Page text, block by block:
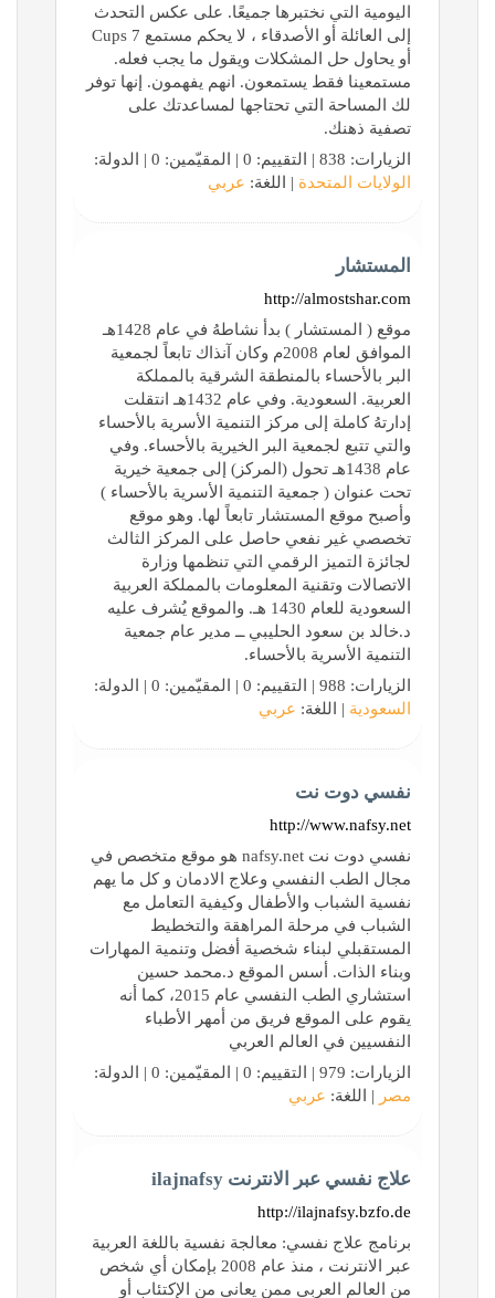
اليومية التي نختبرها جميعًا. على عكس التحدث
إلى العائلة أو الأصدقاء ، لا يحكم مستمع 7 Cups
أو يحاول حل المشكلات ويقول ما يجب فعله.
مستمعينا فقط يستمعون. انهم يفهمون. إنها توفر
لك المساحة التي تحتاجها لمساعدتك على
تصفية ذهنك.
الزيارات: 838 | التقييم: 0 | المقيّمين: 0 | الدولة:
الولايات المتحدة | اللغة: عربي
المستشار
http://almostshar.com
موقع ( المستشار ) بدأ نشاطهُ في عام 1428هـ
الموافق لعام 2008م وكان آنذاك تابعاً لجمعية
البر بالأحساء بالمنطقة الشرقية بالمملكة
العربية. السعودية. وفي عام 1432هـ انتقلت
إدارتهُ كاملة إلى مركز التنمية الأسرية بالأحساء
والتي تتبع لجمعية البر الخيرية بالأحساء. وفي
عام 1438هـ تحول (المركز) إلى جمعية خيرية
تحت عنوان ( جمعية التنمية الأسرية بالأحساء )
وأصبح موقع المستشار تابعاً لها. وهو موقع
تخصصي غير نفعي حاصل على المركز الثالث
لجائزة التميز الرقمي التي تنظمها وزارة
الاتصالات وتقنية المعلومات بالمملكة العربية
السعودية للعام 1430 هـ. والموقع يُشرف عليه
د.خالد بن سعود الحليبي ــ مدير عام جمعية
التنمية الأسرية بالأحساء.
الزيارات: 988 | التقييم: 0 | المقيّمين: 0 | الدولة:
السعودية | اللغة: عربي
نفسي دوت نت
http://www.nafsy.net
نفسي دوت نت nafsy.net هو موقع متخصص في
مجال الطب النفسي وعلاج الادمان و كل ما يهم
نفسية الشباب والأطفال وكيفية التعامل مع
الشباب في مرحلة المراهقة والتخطيط
المستقبلي لبناء شخصية أفضل وتنمية المهارات
وبناء الذات. أسس الموقع د.محمد حسين
استشاري الطب النفسي عام 2015، كما أنه
يقوم على الموقع فريق من أمهر الأطباء
النفسيين في العالم العربي
الزيارات: 979 | التقييم: 0 | المقيّمين: 0 | الدولة:
مصر | اللغة: عربي
علاج نفسي عبر الانترنت ilajnafsy
http://ilajnafsy.bzfo.de
برنامج علاج نفسي: معالجة نفسية باللغة العربية
عبر الانترنت ، منذ عام 2008 بإمكان أي شخص
من العالم العربي ممن يعاني من الإكتئاب أو